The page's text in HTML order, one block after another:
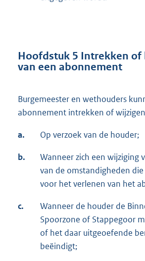
Hoofdstuk 5 Intrekken of
van een abonnement
Burgemeester en wethouders
abonnement intrekken of
a. Op verzoek van de houder;
b.
Wanneer zich een wijziging
van de omstandigheden
voor het verlenen van het
c.
Wanneer de houder de
Spoorzone of Stappegoor
of het daar uitgeoefende
beëindigt;